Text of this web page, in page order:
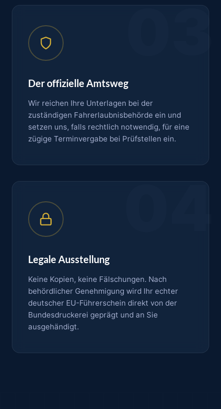
03
Der offizielle Amtsweg
Wir reichen Ihre Unterlagen bei der
zuständigen Fahrerlaubnisbehörde ein und
setzen uns, falls rechtlich notwendig, für eine
zügige Terminvergabe bei Prüfstellen ein.
04
Legale Ausstellung
Keine Kopien, keine Fälschungen. Nach
behördlicher Genehmigung wird Ihr echter
deutscher EU-Führerschein direkt von der
Bundesdruckerei geprägt und an Sie
ausgehändigt.